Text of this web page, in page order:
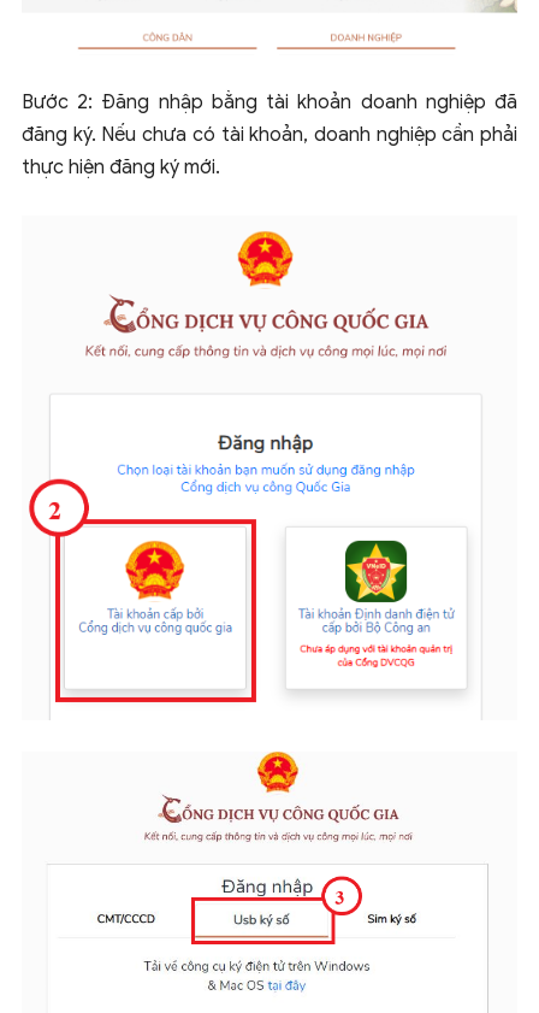
Bước 2: Đăng nhập bằng tài khoản doanh nghiệp đã
đăng ký. Nếu chưa có tài khoản, doanh nghiệp cần phải
thực hiện đăng ký mới.